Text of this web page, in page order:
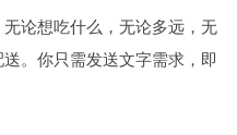
无论想吃什么，无论多远，无
。你只需发送文字需求，即